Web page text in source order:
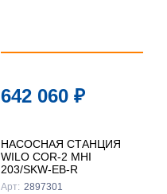
642 060 ₽
НАСОСНАЯ СТАНЦИЯ
WILO COR-2 MHI
203/SKW-EB-R
Арт: 2897301